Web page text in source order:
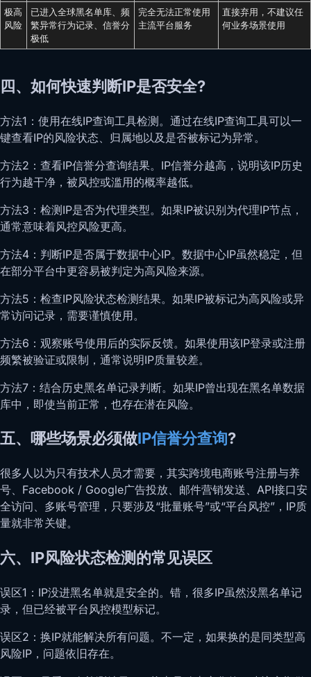
极高
风险
已进入全球黑名单库、频
繁异常行为记录、信誉分
极低
完全无法正常使用
主流平台服务
直接弃用，不建议任
何业务场景使用
四、如何快速判断IP是否安全?
方法1：使用在线IP查询工具检测。通过在线IP查询工具可以一
键查看IP的风险状态、归属地以及是否被标记为异常。
方法2：查看IP信誉分查询结果。IP信誉分越高，说明该IP历史
行为越干净，被风控或滥用的概率越低。
方法3：检测IP是否为代理类型。如果IP被识别为代理IP节点，
通常意味着风控风险更高。
方法4：判断IP是否属于数据中心IP。数据中心IP虽然稳定，但
在部分平台中更容易被判定为高风险来源。
方法5：检查IP风险状态检测结果。如果IP被标记为高风险或异
常访问记录，需要谨慎使用。
方法6：观察账号使用后的实际反馈。如果使用该IP登录或注册
频繁被验证或限制，通常说明IP质量较差。
方法7：结合历史黑名单记录判断。如果IP曾出现在黑名单数据
库中，即使当前正常，也存在潜在风险。
五、哪些场景必须做IP信誉分查询?
很多人以为只有技术人员才需要，其实跨境电商账号注册与养
号、Facebook / Google广告投放、邮件营销发送、API接口安
全访问、多账号管理，只要涉及“批量账号”或“平台风控”，IP质
量就非常关键。
六、IP风险状态检测的常见误区
误区1：IP没进黑名单就是安全的。错，很多IP虽然没黑名单记
录，但已经被平台风控模型标记。
误区2：换IP就能解决所有问题。不一定，如果换的是同类型高
风险IP，问题依旧存在。